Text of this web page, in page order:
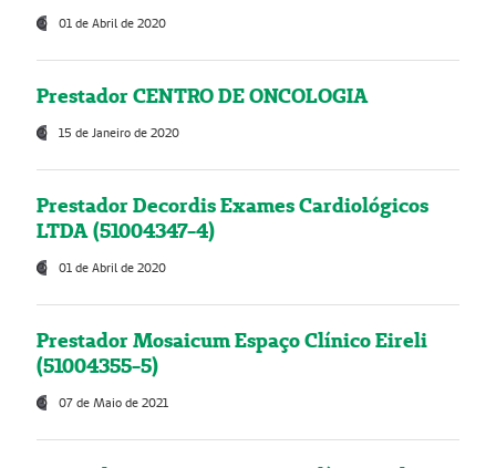
01 de Abril de 2020
Prestador CENTRO DE ONCOLOGIA
15 de Janeiro de 2020
Prestador Decordis Exames Cardiológicos
LTDA (51004347-4)
01 de Abril de 2020
Prestador Mosaicum Espaço Clínico Eireli
(51004355-5)
07 de Maio de 2021